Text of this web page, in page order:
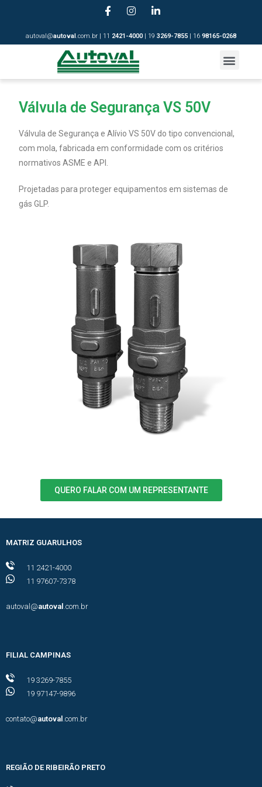
autoval@autoval.com.br | 11 2421-4000| 19 3269-7855 | 16 98165-0268
Válvula de Segurança VS 50V
Válvula de Segurança e Alívio VS 50V do tipo convencional,
com mola, fabricada em conformidade com os critérios
normativos ASME e API.
Projetadas para proteger equipamentos em sistemas de
gás GLP.
QUERO FALAR COM UM REPRESENTANTE
MATRIZ GUARULHOS
11 2421-4000
11 97607-7378
autoval@autoval .com.br
FILIAL CAMPINAS
19 3269-7855
19 97147-9896
contato@autoval .com.br
REGIÃO DE RIBEIRÃO PRETO